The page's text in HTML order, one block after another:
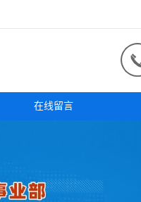
在线留言